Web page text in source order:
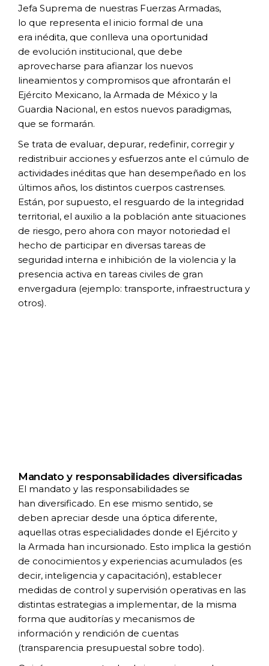
Jefa Suprema de nuestras Fuerzas Armadas,
lo que representa el inicio formal de una
era inédita, que conlleva una oportunidad
de evolución institucional, que debe
aprovecharse para afianzar los nuevos
lineamientos y compromisos que afrontarán el
Ejército Mexicano, la Armada de México y la
Guardia Nacional, en estos nuevos paradigmas,
que se formarán.
Se trata de evaluar, depurar, redefinir, corregir y
redistribuir acciones y esfuerzos ante el cúmulo de
actividades inéditas que han desempeñado en los
últimos años, los distintos cuerpos castrenses.
Están, por supuesto, el resguardo de la integridad
territorial, el auxilio a la población ante situaciones
de riesgo, pero ahora con mayor notoriedad el
hecho de participar en diversas tareas de
seguridad interna e inhibición de la violencia y la
presencia activa en tareas civiles de gran
envergadura (ejemplo: transporte, infraestructura y
otros).
Mandato y responsabilidades diversificadas
El mandato y las responsabilidades se
han diversificado. En ese mismo sentido, se
deben apreciar desde una óptica diferente,
aquellas otras especialidades donde el Ejército y
la Armada han incursionado. Esto implica la gestión
de conocimientos y experiencias acumulados (es
decir, inteligencia y capacitación), establecer
medidas de control y supervisión operativas en las
distintas estrategias a implementar, de la misma
forma que auditorías y mecanismos de
información y rendición de cuentas
(transparencia presupuestal sobre todo).